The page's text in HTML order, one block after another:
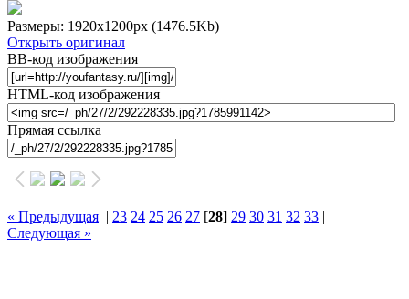
Размеры: 1920x1200px (1476.5Kb)
Открыть оригинал
BB-код изображения
HTML-код изображения
Прямая ссылка
« Предыдущая | 23 24 25 26 27 [28] 29 30 31 32 33 |
Следующая »